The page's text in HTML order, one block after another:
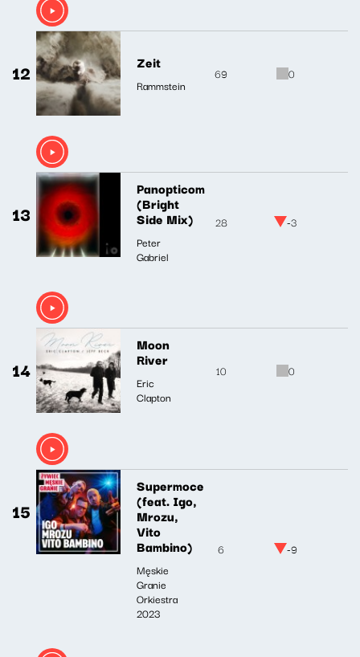
12 Zeit
Rammstein
69 0
13
Panopticom
(Bright
Side Mix)
Peter
Gabriel
28 -3
14
Moon
River
Eric
Clapton
10 0
15
Supermoce
(feat. Igo,
Mrozu,
Vito
Bambino)
Męskie
Granie
Orkiestra
2023
6 -9